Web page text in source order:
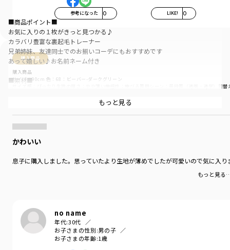
参考になった 0 LIKE! 0
購入商品
購入商品
着
サイズ：90cm 色：68：ビーバー-ダークグリーン
かわいい
息子に購入しました。思っていたより生地が薄めでしたが可愛いので気に入
もっと見る
no name
年代:30代
お子さまの性別:男の子
お子さまの年齢:1歳
■商品ポイント■
お気に入りの１枚がきっと見つかる♪
カラバリ豊富な裏起毛トレーナー
兄弟姉妹、友達同士でのお揃いコーデにもおすすめです
あって嬉しい♪お名前ネーム付き
■素材■
程よい厚みで軽い着心地が特徴です
■DRCbranshesとは？■
Daily…毎日
Comfortable…気持ちの良い、快適な
伸縮性：あり
透け感：なし
もっと見る